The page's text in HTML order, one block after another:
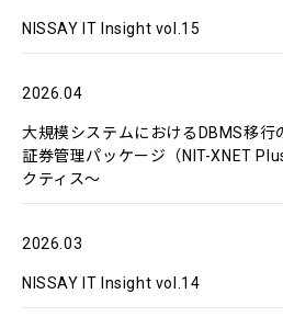
NISSAY IT Insight vol.15
2026.04
大規模システムにおけるDBMS移行
証券管理パッケージ（NIT-XNET
クティス～
2026.03
NISSAY IT Insight vol.14